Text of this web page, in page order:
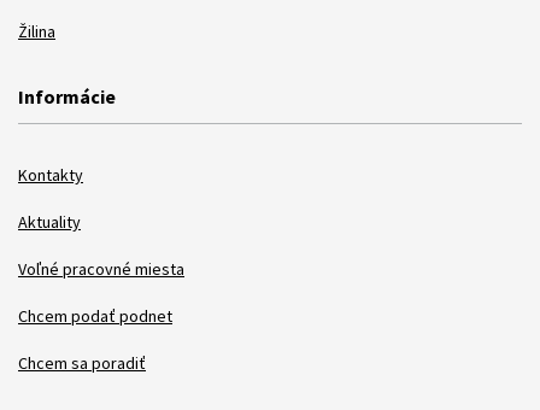
Žilina
Informácie
Kontakty
Aktuality
Voľné pracovné miesta
Chcem podať podnet
Chcem sa poradiť